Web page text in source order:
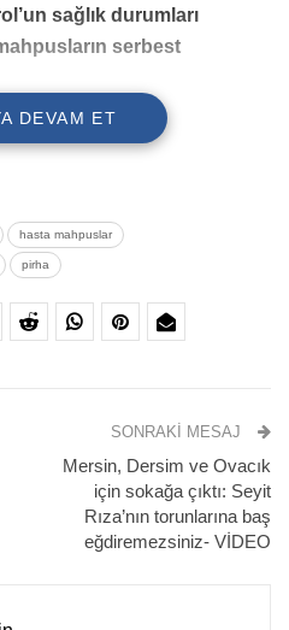
sağlık durumları
serbest
F oturumunun 661. haftasında
durumu anlatılmaya
“Hasta kadın mahpuslar
Uluslararası Mücadele
DEVAM ET
hasta mahpuslar
pirha
SONRAKI MESAJ
Mersin, Dersim ve Ovacık
için sokağa çıktı: Seyit
Rıza’nın torunlarına baş
eğdiremezsiniz- VİDEO